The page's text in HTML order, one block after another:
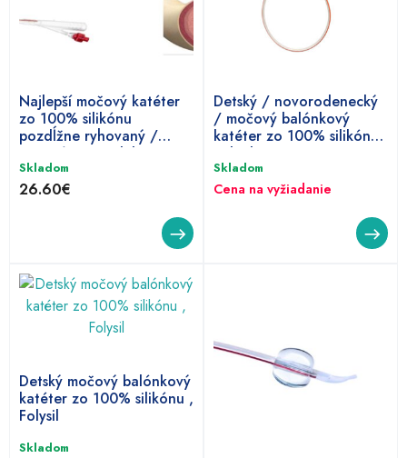
Najlepší močový katéter
zo 100% silikónu
pozdĺžne ryhovaný /
inovatívny produkt
vysokej kvality / , Folisyl
Grooved
Skladom
26.60€
stránke
produktu.
Detský / novorodenecký
/ močový balónkový
katéter zo 100% silikónu,
Folysil
Skladom
Cena na vyžiadanie
Detský močový balónkový
katéter zo 100% silikónu ,
Folysil
Skladom